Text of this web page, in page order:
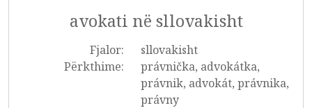
avokati në sllovakisht
Fjalor:
sllovakisht
Përkthime:
právnička, advokátka,
právnik, advokát, právnika,
právny